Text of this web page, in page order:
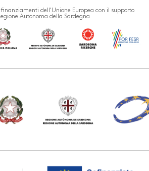
dell'Unione Europea con il supporto
Autonoma della Sardegna